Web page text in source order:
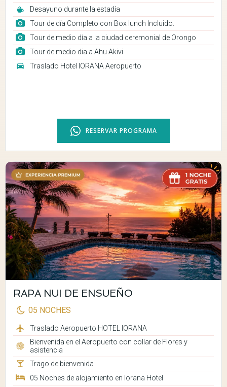
Desayuno durante la estadía
Tour de día Completo con Box lunch Incluido.
Tour de medio día a la ciudad ceremonial de Orongo
Tour de medio dia a Ahu Akivi
Traslado Hotel IORANA Aeropuerto
RESERVAR PROGRAMA
RAPA NUI DE ENSUEÑO
05 NOCHES
Traslado Aeropuerto HOTEL IORANA
Bienvenida en el Aeropuerto con collar de Flores y
asistencia
Trago de bienvenida
05 Noches de alojamiento en Iorana Hotel